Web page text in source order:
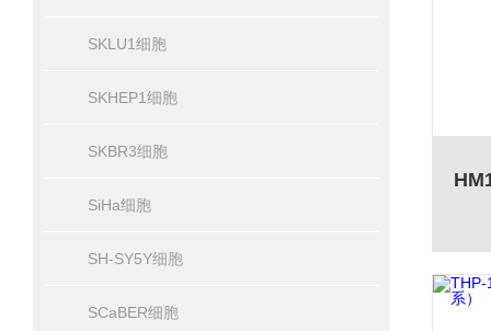
SKLU1细胞
SKHEP1细胞
SKBR3细胞
SiHa细胞
SH-SY5Y细胞
SCaBER细胞